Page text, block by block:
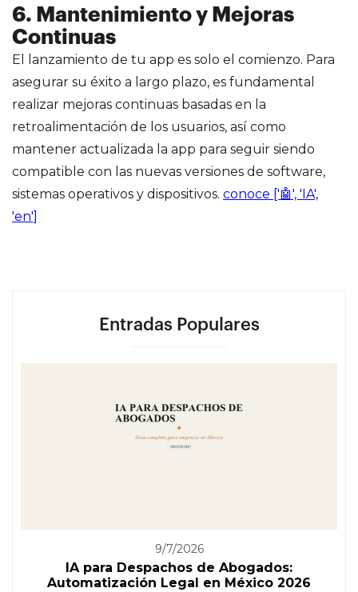
6. Mantenimiento y Mejoras
Continuas
El lanzamiento de tu app es solo el comienzo. Para
asegurar su éxito a largo plazo, es fundamental
realizar mejoras continuas basadas en la
retroalimentación de los usuarios, así como
mantener actualizada la app para seguir siendo
compatible con las nuevas versiones de software,
sistemas operativos y dispositivos. conoce ['🤖', 'IA',
'en']
Entradas Populares
9/7/2026
IA para Despachos de Abogados:
Automatización Legal en México 2026